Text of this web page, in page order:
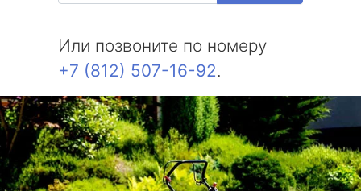
Или позвоните по номеру
+7 (812) 507-16-92.